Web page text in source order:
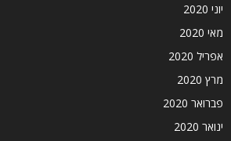
יוני 2020
מאי 2020
אפריל 2020
מרץ 2020
פברואר 2020
ינואר 2020